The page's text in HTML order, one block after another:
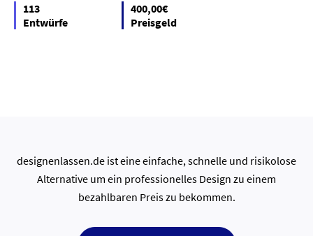
113
Entwürfe
400,00€
Preisgeld
designenlassen.de ist eine einfache, schnelle und risikolose
Alternative um ein professionelles Design zu einem
bezahlbaren Preis zu bekommen.